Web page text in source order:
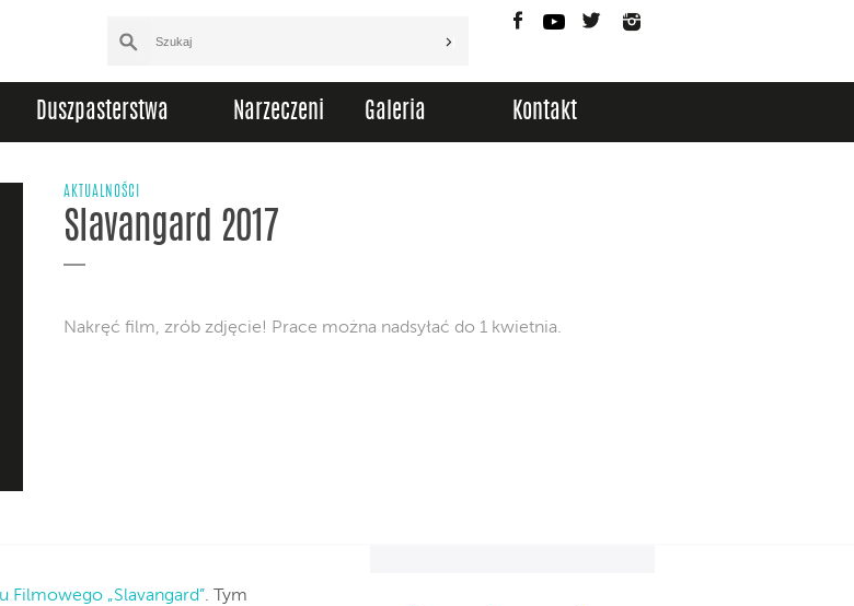
FacebookYouTubeTwitter
Duszpasterstwa Narzeczeni Galeria Kontakt
AKTUALNOŚCI
Slavangard 2017
Nakręć film, zrób zdjęcie! Prace można nadsyłać do 1 kwietnia.
Filmowego „Slavangard”. Tym